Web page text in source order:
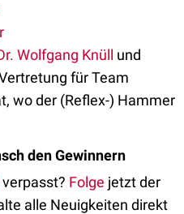
Wolfgang Knüll und
für Team
wo der (Reflex-) Hammer
den Gewinnern
verpasst? Folge jetzt der
alle Neuigkeiten direkt